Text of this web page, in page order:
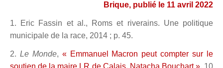
Brique, publié le 11 avril 2022
1. Eric Fassin et al., Roms et riverains. Une politique
municipale de la race, 2014 ; p. 45.
2. Le Monde, « Emmanuel Macron peut compter sur le